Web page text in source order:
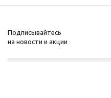
Подписывайтесь
на новости и акции